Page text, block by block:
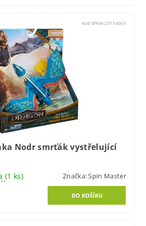
Kód: SPNM-20154066
Nodr smrťák vystřelující
(1 ks) Značka:Spin Master